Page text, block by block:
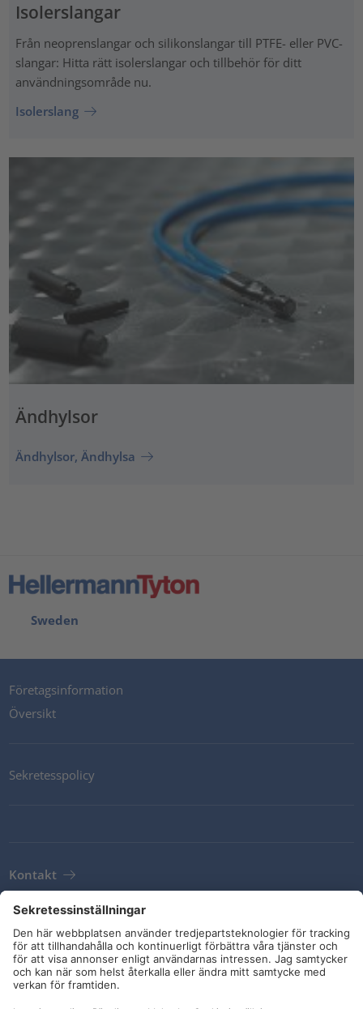
Isolerslangar
Från neoprenslangar och silikonslangar till PTFE- eller PVC-
slangar: Hitta rätt isolerslangar och tillbehör för ditt
användningsområde nu.
Isolerslang
Ändhylsor
Ändhylsor, Ändhylsa
Sweden
Företagsinformation
Översikt
Sekretesspolicy
Kontakt
Leveransvillkor
Riktlinjer och åtaganden